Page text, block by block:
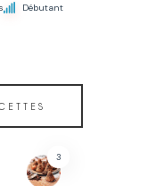
Débutant
3